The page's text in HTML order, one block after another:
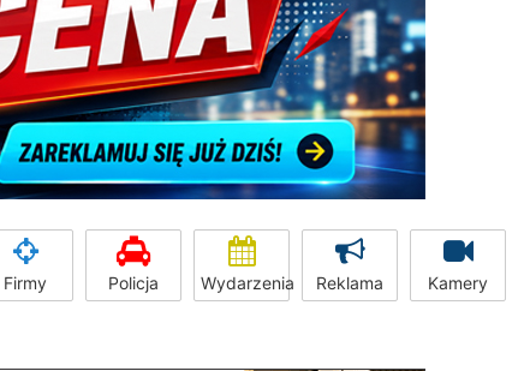
Firmy Policja Wydarzenia Reklama Kamery